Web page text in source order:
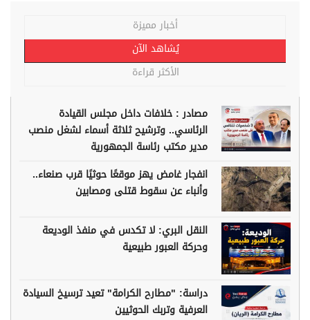
أخبار مميزة
يُشاهد الآن
الأكثر قراءة
مصادر : خلافات داخل مجلس القيادة
الرئاسي.. وترشيح ثلاثة أسماء لشغل منصب
مدير مكتب رئاسة الجمهورية
انفجار غامض يهز موقعًا حوثيًا قرب صنعاء..
وأنباء عن سقوط قتلى ومصابين
النقل البري: لا تكدس في منفذ الوديعة
وحركة العبور طبيعية
دراسة: "مطارح الكرامة" تعيد ترسيخ السيادة
العرفية وتربك الحوثيين